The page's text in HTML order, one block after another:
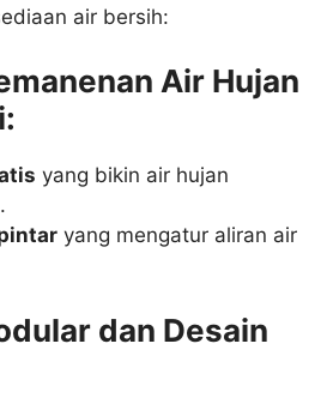
air bersih:
Air Hujan
yang bikin air hujan
yang mengatur aliran air
dan Desain